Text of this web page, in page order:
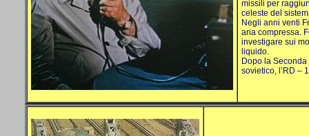
missili per
celeste del
Negli anni venti
aria compressa.
investigare sui
liquido.
Dopo la
sovietico, l’RD –